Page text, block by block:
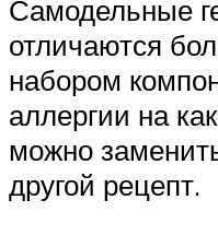
Самодельные
отличаются
набором
аллергии на
можно
другой рецепт.